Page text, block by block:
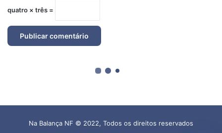
Na Balança NF © 2022, Todos os direitos reservados